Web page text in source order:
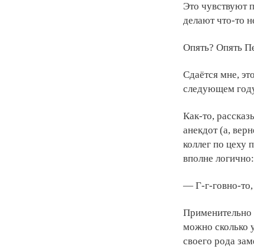
Это чувствуют
делают что-то
Опять? Опять
Сдаётся мне,
следующем
Как-то,
анекдот (а,
коллег по цеху
вполне логично:
— Г-г-говно-то,
Применительно
можно сколько
своего рода